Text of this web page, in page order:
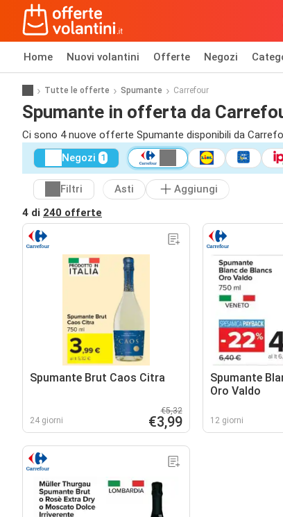
Home Nuovi volantini Offerte Negozi
Tutte le offerte Spumante Carrefour
Spumante in offerta da
Ci sono 4 nuove offerte Spumante disponibili da
Negozi 1
Filtri Asti
Aggiungi
4 di 240 offerte
Spumante Brut Caos Citra
24 giorni
€5,32
€3,99
Spumante
Oro Valdo
12 giorni